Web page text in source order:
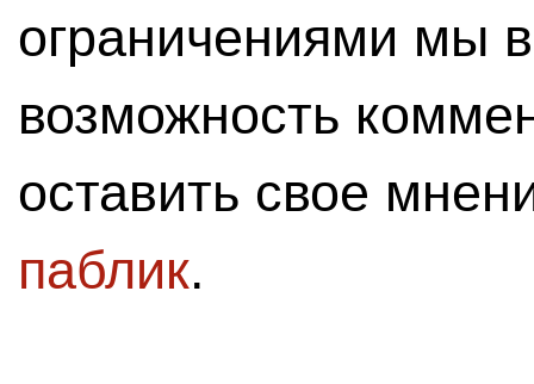
ограничениями мы
возможность
оставить свое
паблик.